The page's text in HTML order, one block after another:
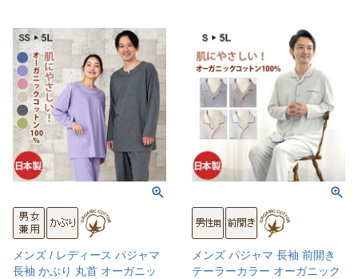
メンズ / レディース パジャマ
長袖 かぶり 丸首 オーガニッ
メンズ パジャマ 長袖 前開き
テーラーカラー オーガニック